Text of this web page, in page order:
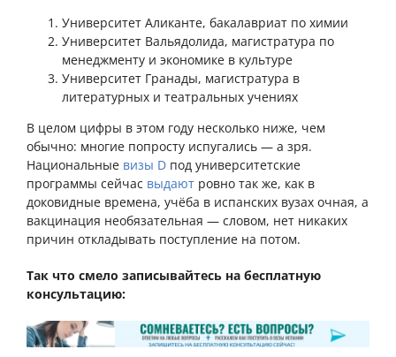
Университет Аликанте, бакалавриат по химии
Университет Вальядолида, магистратура по
менеджменту и экономике в культуре
Университет Гранады, магистратура в
литературных и театральных учениях
В целом цифры в этом году несколько ниже, чем
обычно: многие попросту испугались — а зря.
Национальные визы D под университетские
программы сейчас выдают ровно так же, как в
доковидные времена, учёба в испанских вузах очная, а
вакцинация необязательная — словом, нет никаких
причин откладывать поступление на потом.
Так что смело записывайтесь на бесплатную
консультацию: